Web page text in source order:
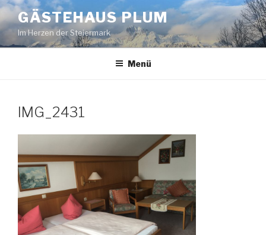
Zum
Inhalt
springen
GÄSTEHAUS PLUM
Im Herzen der Steiermark
Menü
IMG_2431